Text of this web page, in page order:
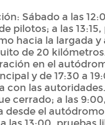
Sábado a las
pilotos; a las
hacia la largada y
de 20
en el
y de 17:30 a
con las
cerrado; a las
desde el